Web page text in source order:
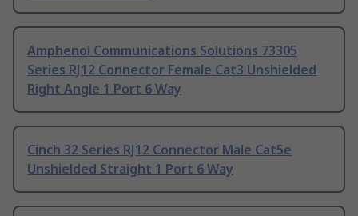
Amphenol Communications Solutions 73305
Series RJ12 Connector Female Cat3 Unshielded
Right Angle 1 Port 6 Way
Cinch 32 Series RJ12 Connector Male Cat5e
Unshielded Straight 1 Port 6 Way